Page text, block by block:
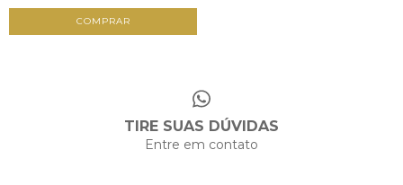
TIRE SUAS DÚVIDAS
Entre em contato